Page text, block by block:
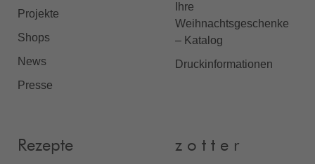
Projekte
Shops
News
Presse
Ihre
Weihnachtsgeschenke
– Katalog
Druckinformationen
Rezepte z o t t e r